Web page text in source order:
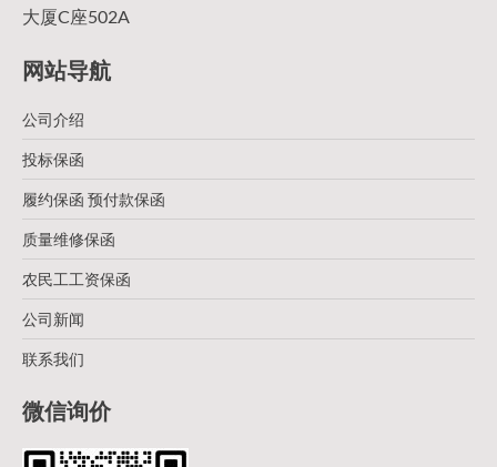
大厦C座502A
网站导航
公司介绍
投标保函
履约保函 预付款保函
质量维修保函
农民工工资保函
公司新闻
联系我们
微信询价